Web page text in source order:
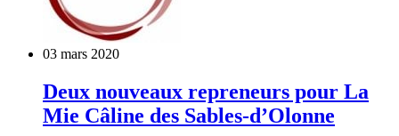
03 mars 2020
Deux nouveaux repreneurs pour La
Mie Câline des Sables-d’Olonne